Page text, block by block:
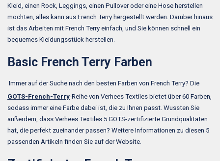
Kleid, einen Rock, Leggings, einen Pullover oder eine Hose herstellen
möchten, alles kann aus French Terry hergestellt werden. Darüber hinaus
ist das Arbeiten mit French Terry einfach, und Sie können schnell ein
bequemes Kleidungsstück herstellen.
Basic French Terry Farben
Immer auf der Suche nach den besten Farben von French Terry? Die
GOTS-French-Terry-Reihe von Verhees Textiles bietet über 60 Farben,
sodass immer eine Farbe dabei ist, die zu Ihnen passt. Wussten Sie
außerdem, dass Verhees Textiles 5 GOTS-zertifizierte Grundqualitäten
hat, die perfekt zueinander passen? Weitere Informationen zu diesen 5
passenden Artikeln finden Sie auf der Website.